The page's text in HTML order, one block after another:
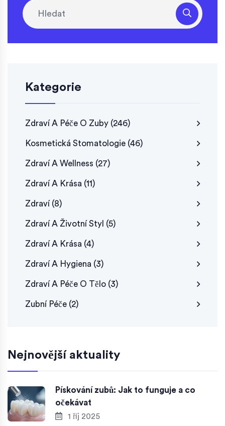
Kategorie
Zdraví A Péče O Zuby (246)
Kosmetická Stomatologie (46)
Zdraví A Wellness (27)
Zdraví A Krása (11)
Zdraví (8)
Zdraví A Životní Styl (5)
Zdraví A Krása (4)
Zdraví A Hygiena (3)
Zdraví A Péče O Tělo (3)
Zubní Péče (2)
Nejnovější aktuality
Pískování zubů: Jak to funguje a co
očekávat
1 říj 2025